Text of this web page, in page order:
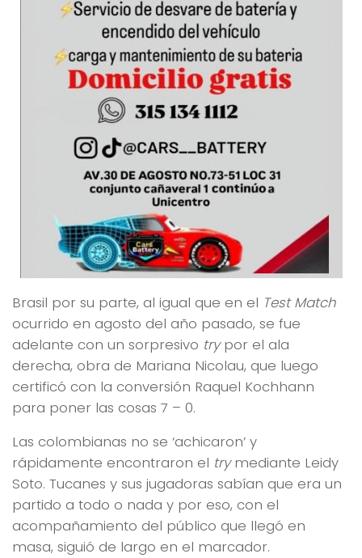
Brasil por su parte, al igual que en el Test Match
ocurrido en agosto del año pasado, se fue
adelante con un sorpresivo trypor el ala
derecha, obra de Mariana Nicolau, que luego
certificó con la conversión Raquel Kochhann
para poner las cosas 7 – 0.
Las colombianas no se ‘achicaron’ y
rápidamente encontraron el trymediante Leidy
Soto. Tucanes y sus jugadoras sabían que era un
partido a todo o nada y por eso, con el
acompañamiento del público que llegó en
masa, siguió de largo en el marcador.